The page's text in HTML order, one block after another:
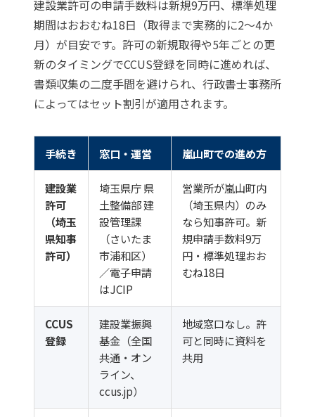
建設業許可の申請手数料は新規9万円、標準処理
期間はおおむね18日（取得まで実務的に2〜4か
月）が目安です。許可の新規取得や5年ごとの更
新のタイミングでCCUS登録を同時に進めれば、
書類収集の二度手間を避けられ、行政書士事務所
によってはセット割引が適用されます。
手続き 窓口・運営 嵐山町での進め方
建設業
許可
（埼玉
県知事
許可）
埼玉県庁 県
土整備部 建
設管理課
（さいたま
市浦和区）
／電子申請
はJCIP
営業所が嵐山町内
（埼玉県内）のみ
なら知事許可。新
規申請手数料9万
円・標準処理おお
むね18日
CCUS
登録
建設業振興
基金（全国
共通・オン
ライン、
ccus.jp）
地域窓口なし。許
可と同時に資料を
共用